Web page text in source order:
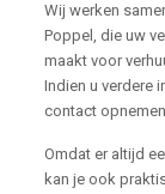
Wij werken
Poppel, die uw
maakt voor
Indien u verdere
contact
Omdat er altijd
kan je ook